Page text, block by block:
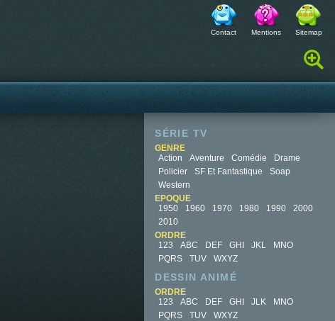
Contact Mentions Sitemap
Rechercher :
SÉRIE TV
GENRE
Action
Aventure Comédie
Drame
Policier
SF Et Fantastique
Soap
Western
EPOQUE
1950
1960 1970 1980 1990
2000
2010
ORDRE
123
ABC DEF GHI JKL
MNO
PQRS
TUV WXYZ
DESSIN ANIMÉ
ORDRE
123
ABC DEF GHI JLK
MNO
PQRS
TUV WXYZ